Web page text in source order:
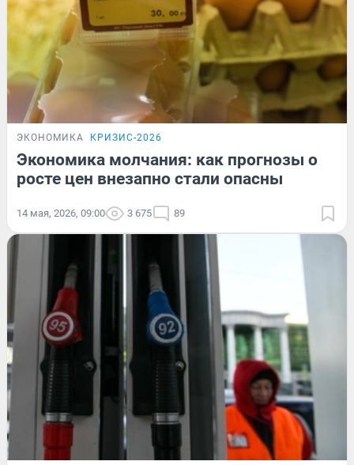
ЭКОНОМИКА КРИЗИС-2026
Экономика молчания: как прогнозы о
росте цен внезапно стали опасны
14 мая, 2026, 09:00 3 675 89